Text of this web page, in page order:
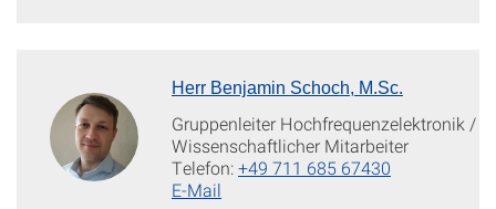
Herr Benjamin Schoch, M.Sc.
Gruppenleiter Hochfrequenzelektronik /
Wissenschaftlicher Mitarbeiter
Telefon:+49 711 685 67430
E-Mail